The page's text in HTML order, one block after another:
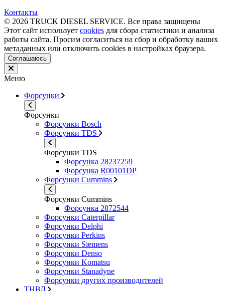
Контакты
© 2026 TRUCK DIESEL SERVICE. Все права защищены
Этот сайт использует cookies для сбора статистики и анализа
работы сайта. Просим согласиться на сбор и обработку ваших
метаданных или отключить cookies в настройках браузера.
Соглашаюсь
Меню
Форсунки
Форсунки
Форсунки Bosch
Форсунки TDS
Форсунки TDS
Форсунка 28237259
Форсунка R00101DP
Форсунки Cummins
Форсунки Cummins
Форсунка 2872544
Форсунки Caterpillar
Форсунки Delphi
Форсунки Perkins
Форсунки Siemens
Форсунки Denso
Форсунки Komatsu
Форсунки Stanadyne
Форсунки других производителей
ТНВД